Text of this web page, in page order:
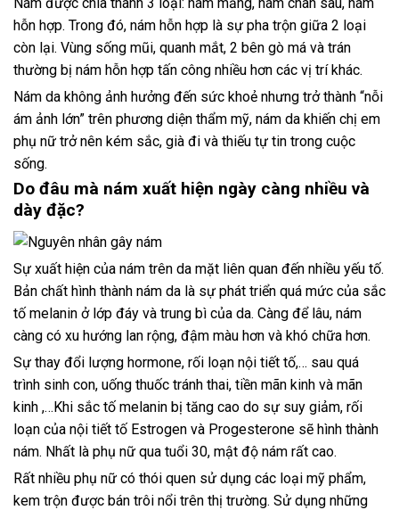
hỗn hợp. Trong đó, nám hỗn hợp là sự pha trộn giữa 2 loại
còn lại. Vùng sống mũi, quanh mắt, 2 bên gò má và trán
thường bị nám hỗn hợp tấn công nhiều hơn các vị trí khác.
Nám da không ảnh hưởng đến sức khoẻ nhưng trở thành “nỗi
ám ảnh lớn” trên phương diện thẩm mỹ, nám da khiến chị em
phụ nữ trở nên kém sắc, già đi và thiếu tự tin trong cuộc
sống.
Do đâu mà nám xuất hiện ngày càng nhiều và
dày đặc?
Sự xuất hiện của nám trên da mặt liên quan đến nhiều yếu tố.
Bản chất hình thành nám da là sự phát triển quá mức của sắc
tố melanin ở lớp đáy và trung bì của da. Càng để lâu, nám
càng có xu hướng lan rộng, đậm màu hơn và khó chữa hơn.
Sự thay đổi lượng hormone, rối loạn nội tiết tố,… sau quá
trình sinh con, uống thuốc tránh thai, tiền mãn kinh và mãn
kinh ,…Khi sắc tố melanin bị tăng cao do sự suy giảm, rối
loạn của nội tiết tố Estrogen và Progesterone sẽ hình thành
nám. Nhất là phụ nữ qua tuổi 30, mật độ nám rất cao.
Rất nhiều phụ nữ có thói quen sử dụng các loại mỹ phẩm,
kem trộn được bán trôi nổi trên thị trường. Sử dụng những